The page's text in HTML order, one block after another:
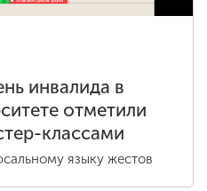
инвалида в
отметили
классами
языку жестов